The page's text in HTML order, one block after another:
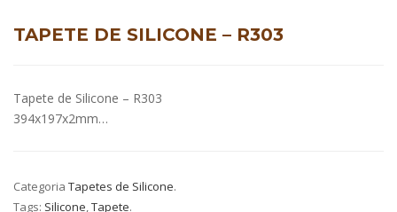
TAPETE DE SILICONE – R303
Tapete de Silicone – R303
394x197x2mm…
Categoria Tapetes de Silicone.
Tags: Silicone,Tapete.